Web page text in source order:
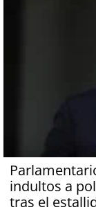
indultos a
tras el